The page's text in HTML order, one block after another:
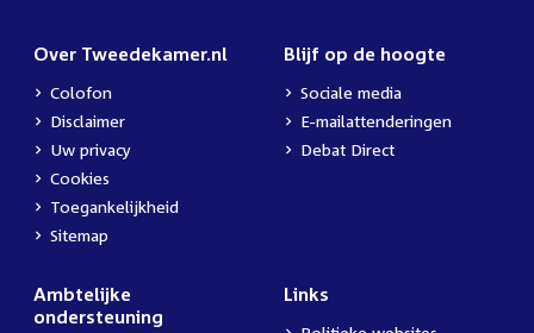
Over Tweedekamer.nl
Colofon
Disclaimer
Uw privacy
Cookies
Toegankelijkheid
Sitemap
Blijf op de hoogte
Sociale media
E-mailattenderingen
Debat Direct
Ambtelijke
ondersteuning
Links